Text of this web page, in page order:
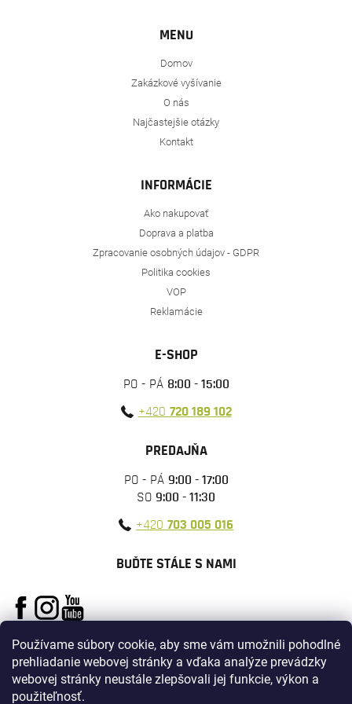
Používame súbory cookie, aby sme vám umožnili pohodlné
prehliadanie webovej stránky a vďaka analýze prevádzky
webovej stránky neustále zlepšovali jej funkcie, výkon a
použiteľnosť.
MENU
Domov
Zakázkové vyšívanie
O nás
Najčastejšie otázky
Kontakt
INFORMÁCIE
Ako nakupovať
Doprava a platba
Zpracovanie osobných údajov - GDPR
Politika cookies
VOP
Reklamácie
E-SHOP
PO - PÁ 8:00 - 15:00
+420 720 189 102
PREDAJŇA
PO - PÁ 9:00 - 17:00
SO 9:00 - 11:30
+420 703 005 016
BUĎTE STÁLE S NAMI